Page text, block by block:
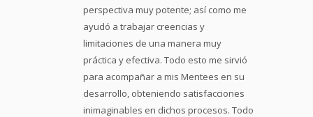
perspectiva muy potente; así como me
ayudó a trabajar creencias y
limitaciones de una manera muy
práctica y efectiva. Todo esto me sirvió
para acompañar a mis Mentees en su
desarrollo, obteniendo satisfacciones
inimaginables en dichos procesos. Todo